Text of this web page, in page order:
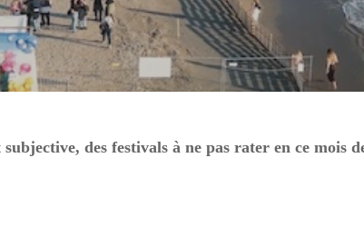
des festivals à ne pas rater en ce mois